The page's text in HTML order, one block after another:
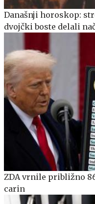
Današnji horoskop:
dvojčki boste delali
ZDA vrnile približno
carin